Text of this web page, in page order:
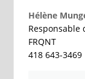
Hélène
FRQNT
418 643-3469